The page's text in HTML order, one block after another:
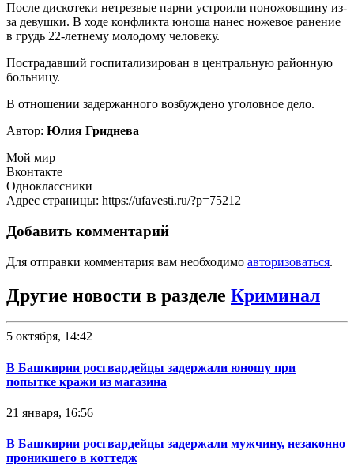
После дискотеки нетрезвые парни устроили поножовщину из-
за девушки. В ходе конфликта юноша нанес ножевое ранение
в грудь 22-летнему молодому человеку.
Пострадавший госпитализирован в центральную районную
больницу.
В отношении задержанного возбуждено уголовное дело.
Автор: Юлия Гриднева
Мой мир
Вконтакте
Одноклассники
Адрес страницы: https://ufavesti.ru/?p=75212
Добавить комментарий
Для отправки комментария вам необходимо авторизоваться.
Другие новости в разделе Криминал
5 октября, 14:42
В Башкирии росгвардейцы задержали юношу при
попытке кражи из магазина
21 января, 16:56
В Башкирии росгвардейцы задержали мужчину, незаконно
проникшего в коттедж